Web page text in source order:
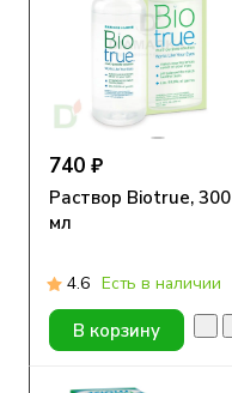
740 ₽
Раствор Biotrue, 300
мл
4.6 Есть в наличии
В корзину